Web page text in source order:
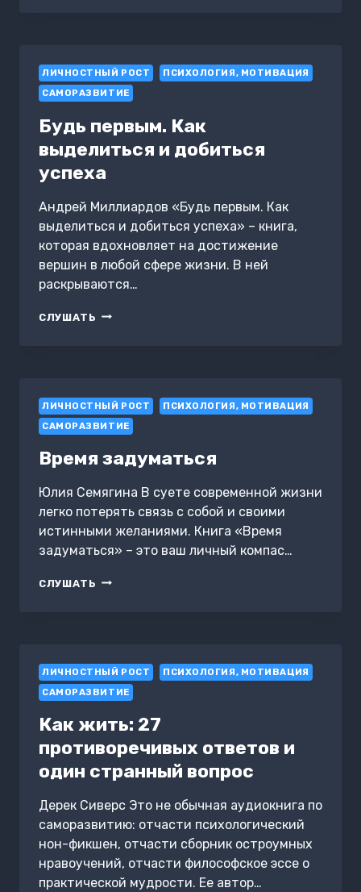
ЛИЧНОСТНЫЙ РОСТ
ПСИХОЛОГИЯ, МОТИВАЦИЯ
САМОРАЗВИТИЕ
Будь первым. Как
выделиться и добиться
успеха
Андрей Миллиардов «Будь первым. Как
выделиться и добиться успеха» – книга,
которая вдохновляет на достижение
вершин в любой сфере жизни. В ней
раскрываются…
СЛУШАТЬ БУДЬ
УСПЕХА
ЛИЧНОСТНЫЙ РОСТ
ПСИХОЛОГИЯ, МОТИВАЦИЯ
САМОРАЗВИТИЕ
Время задуматься
Юлия Семягина В суете современной жизни
легко потерять связь с собой и своими
истинными желаниями. Книга «Время
задуматься» – это ваш личный компас…
СЛУШАТЬ ВРЕМЯ
ЛИЧНОСТНЫЙ РОСТ
ПСИХОЛОГИЯ, МОТИВАЦИЯ
САМОРАЗВИТИЕ
Как жить: 27
противоречивых ответов и
один странный вопрос
Дерек Сиверс Это не обычная аудиокнига по
саморазвитию: отчасти психологический
нон-фикшен, отчасти сборник остроумных
нравоучений, отчасти философское эссе о
практической мудрости. Ее автор…